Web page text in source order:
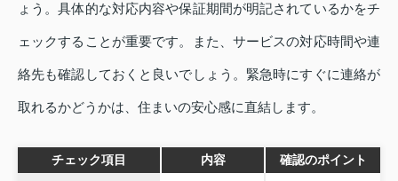
ょう。具体的な対応内容や保証期間が明記されているかをチ
ェックすることが重要です。また、サービスの対応時間や連
絡先も確認しておくと良いでしょう。緊急時にすぐに連絡が
取れるかどうかは、住まいの安心感に直結します。
チェック項目 内容 確認のポイント